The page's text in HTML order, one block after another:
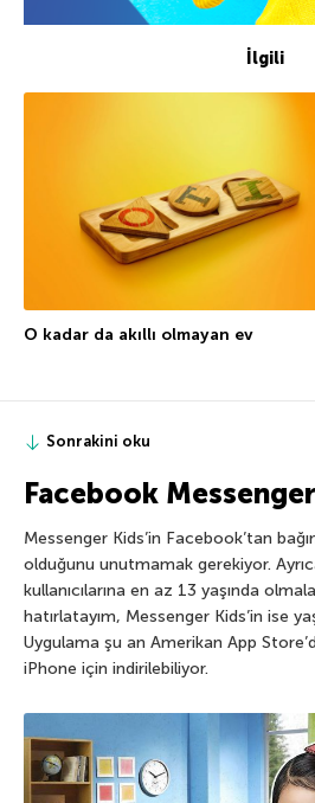
İlgili
O kadar da akıllı olmayan ev
Sonrakini oku
Facebook
Messenger Kids’in Facebook’tan
olduğunu unutmamak gerekiyor.
kullanıcılarına en az 13 yaşında
hatırlatayım, Messenger Kids’in ise
Uygulama şu an Amerikan App
iPhone için indirilebiliyor.